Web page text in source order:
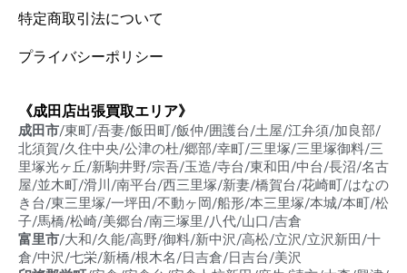
特定商取引法について
プライバシーポリシー
《成田店出張買取エリア》
成田市/東町/吾妻/飯田町/飯仲/囲護台/土屋/江弁須/加良部/
北須賀/久住中央/公津の杜/郷部/幸町/三里塚/三里塚御料/三
里塚光ヶ丘/新駒井野/宗吾/玉造/寺台/東和田/中台/長沼/名古
屋/並木町/滑川/南平台/西三里塚/新妻/橋賀台/花崎町/はなの
き台/東三里塚/一坪田/不動ヶ岡/船形/本三里塚/本城/本町/松
子/馬橋/松崎/美郷台/南三塚里/八代/山口/吉倉
富里市/大和/久能/高野/御料/新中沢/高松/立沢/立沢新田/十
倉/中沢/七栄/新橋/根木名/日吉倉/日吉台/美沢